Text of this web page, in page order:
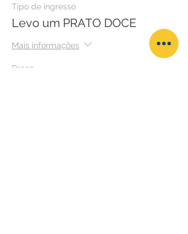
Tipo de ingresso
Levo um PRATO DOCE
Mais informações
Preço